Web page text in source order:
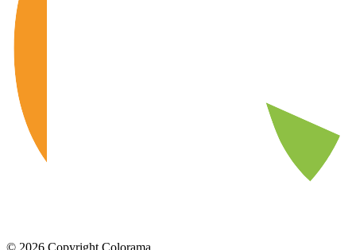
© 2026 Copyright Colorama